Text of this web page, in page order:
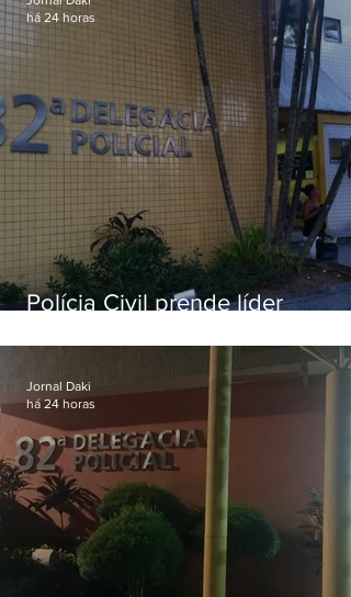
Polícia Civil prende líder
sexualmente de fiéis por mais
uma década
há 24 horas
Jornal Daki
há 24 horas